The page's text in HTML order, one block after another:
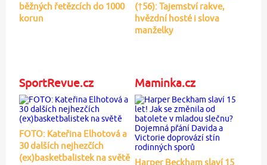
běžných řetězcích do 1000
korun
(†56): Tajemství rakve,
hvězdní hosté i slova
manželky
SportRevue.cz
FOTO: Kateřina Elhotová a
30 dalších nejhezčích
(ex)basketbalistek na světě
Maminka.cz
Harper Beckham slaví 15